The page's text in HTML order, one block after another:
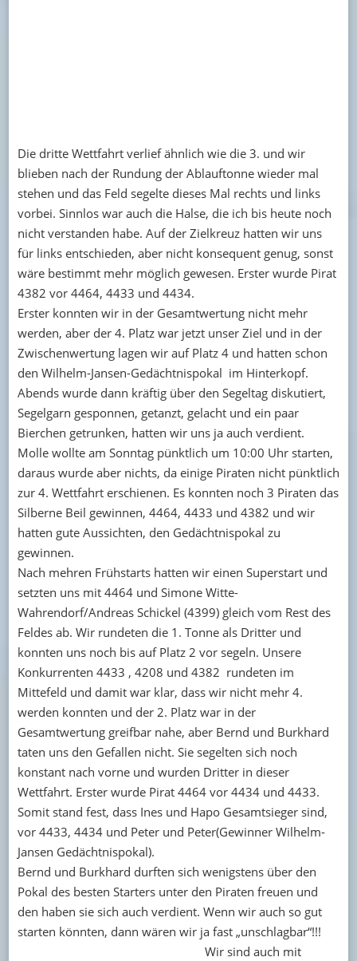
Die dritte Wettfahrt verlief ähnlich wie die 3. und wir
blieben nach der Rundung der Ablauftonne wieder mal
stehen und das Feld segelte dieses Mal rechts und links
vorbei. Sinnlos war auch die Halse, die ich bis heute noch
nicht verstanden habe. Auf der Zielkreuz hatten wir uns
für links entschieden, aber nicht konsequent genug, sonst
wäre bestimmt mehr möglich gewesen. Erster wurde Pirat
4382 vor 4464, 4433 und 4434.
Erster konnten wir in der Gesamtwertung nicht mehr
werden, aber der 4. Platz war jetzt unser Ziel und in der
Zwischenwertung lagen wir auf Platz 4 und hatten schon
den Wilhelm-Jansen-Gedächtnispokal im Hinterkopf.
Abends wurde dann kräftig über den Segeltag diskutiert,
Segelgarn gesponnen, getanzt, gelacht und ein paar
Bierchen getrunken, hatten wir uns ja auch verdient.
Molle wollte am Sonntag pünktlich um 10:00 Uhr starten,
daraus wurde aber nichts, da einige Piraten nicht pünktlich
zur 4. Wettfahrt erschienen. Es konnten noch 3 Piraten das
Silberne Beil gewinnen, 4464, 4433 und 4382 und wir
hatten gute Aussichten, den Gedächtnispokal zu
gewinnen.
Nach mehren Frühstarts hatten wir einen Superstart und
setzten uns mit 4464 und Simone Witte-
Wahrendorf/Andreas Schickel (4399) gleich vom Rest des
Feldes ab. Wir rundeten die 1. Tonne als Dritter und
konnten uns noch bis auf Platz 2 vor segeln. Unsere
Konkurrenten 4433 , 4208 und 4382 rundeten im
Mittefeld und damit war klar, dass wir nicht mehr 4.
werden konnten und der 2. Platz war in der
Gesamtwertung greifbar nahe, aber Bernd und Burkhard
taten uns den Gefallen nicht. Sie segelten sich noch
konstant nach vorne und wurden Dritter in dieser
Wettfahrt. Erster wurde Pirat 4464 vor 4434 und 4433.
Somit stand fest, dass Ines und Hapo Gesamtsieger sind,
vor 4433, 4434 und Peter und Peter(Gewinner Wilhelm-
Jansen Gedächtnispokal).
Bernd und Burkhard durften sich wenigstens über den
Pokal des besten Starters unter den Piraten freuen und
den haben sie sich auch verdient. Wenn wir auch so gut
starten könnten, dann wären wir ja fast „unschlagbar“!!!
Wir sind auch mit